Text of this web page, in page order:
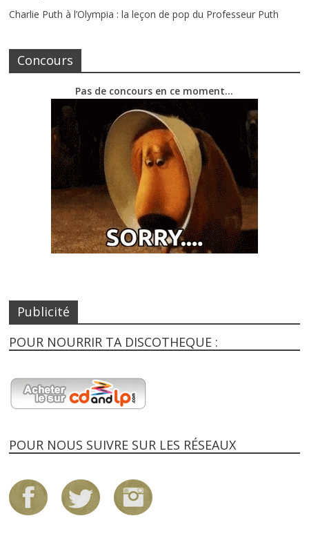
Charlie Puth à l’Olympia : la leçon de pop du Professeur Puth
Concours
Pas de concours en ce moment…
Publicité
POUR NOURRIR TA DISCOTHEQUE :
POUR NOUS SUIVRE SUR LES RÉSEAUX